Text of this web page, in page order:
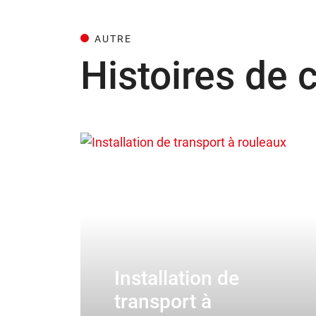
AUTRE
Histoires de
Installation de
transport à